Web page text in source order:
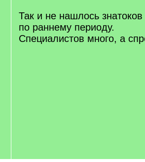
Так и не нашлось
по раннему периоду.
Специалистов много, а